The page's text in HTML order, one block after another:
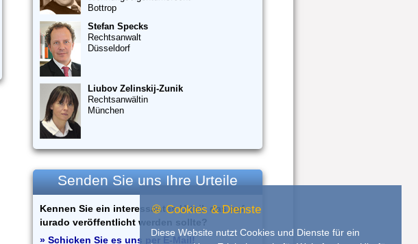
Bottrop
Stefan Specks
Rechtsanwalt
Düsseldorf
Liubov Zelinskij-Zunik
Rechtsanwältin
München
Senden Sie uns Ihre Urteile
Kennen Sie ein interessantes Urteil, das auf
iurado veröffentlicht werden sollte?
» Schicken Sie es uns per E-Mail!
🍪 Cookies & Dienste
Diese Website nutzt Cookies und Dienste für ein